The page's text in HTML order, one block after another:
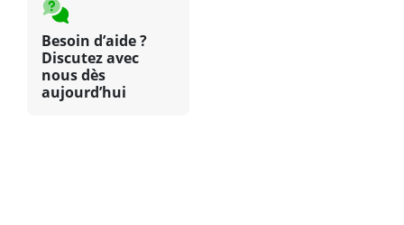
Besoin d’aide ?
Discutez avec
nous dès
aujourd’hui